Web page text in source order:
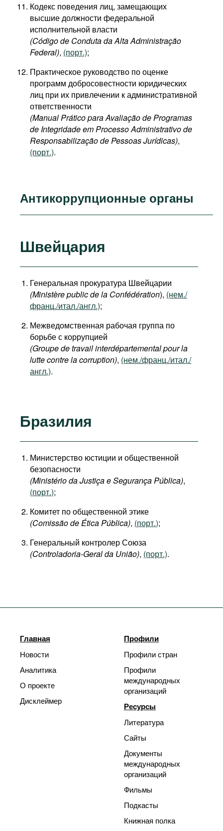
Кодекс поведения лиц, замещающих
высшие должности федеральной
исполнительной власти
(Código de Conduta da Alta Administração
Federal), (порт.);
Практическое руководство по оценке
программ добросовестности юридических
лиц при их привлечении к административной
ответственности​
(Manual Prático para Avaliação de Programas
de Integridade em Processo Administrativo de
Responsabilização de Pessoas Jurídicas),
(порт.).
Антикоррупционные органы
Швейцария
Генеральная прокуратура Швейцарии
(Ministère public de la Confédération), (нем./
франц./итал./англ.);
Межведомственная рабочая группа по
борьбе с коррупцией
(Groupe de travail interdépartemental pour la
lutte contre la corruption), (нем./франц./итал./
англ.).
Бразилия
Министерство юстиции и общественной
безопасности
(Ministério da Justiça e Segurança Pública),
(порт.);
Комитет по общественной этике
(Comissão de Ética Pública), (порт.);
Генеральный контролер Союза
(Controladoria-Geral da União), (порт.).
Главная
Новости
Аналитика
О проекте
Дисклеймер
Профили
Профили стран
Профили
международных
организаций
Ресурсы
Литература
Сайты
Документы
международных
организаций
Фильмы
Подкасты
Книжная полка